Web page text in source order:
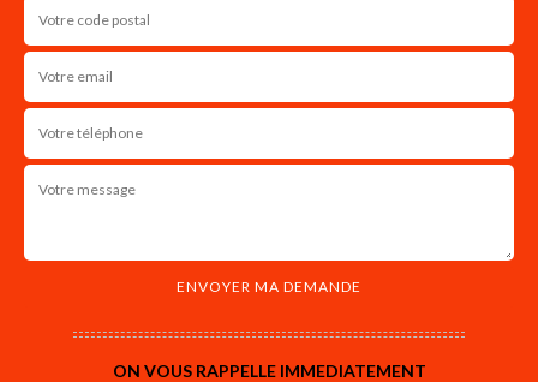
ON VOUS RAPPELLE IMMEDIATEMENT